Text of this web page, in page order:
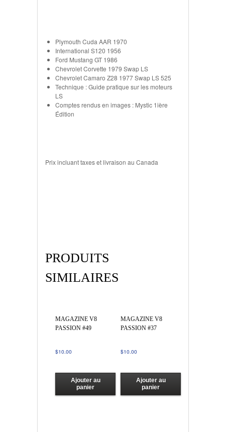
Plymouth Cuda AAR 1970
International S120 1956
Ford Mustang GT 1986
Chevrolet Corvette 1979 Swap LS
Chevrolet Camaro Z28 1977 Swap LS 525
Technique : Guide pratique sur les moteurs
LS
Comptes rendus en images : Mystic 1ière
Édition
Prix incluant taxes et livraison au Canada
PRODUITS
SIMILAIRES
MAGAZINE V8
PASSION #49
$10.00
Ajouter au
panier
MAGAZINE V8
PASSION #37
$10.00
Ajouter au
panier